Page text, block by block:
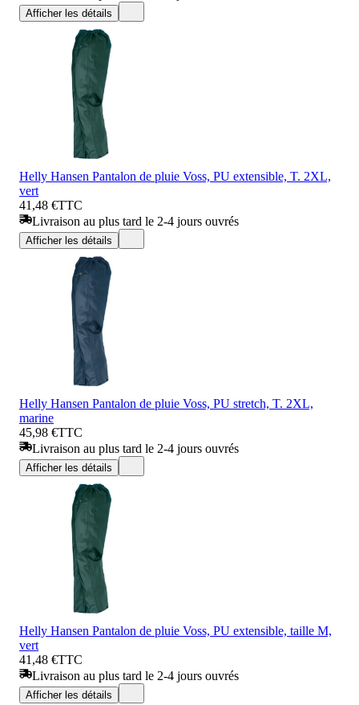
Afficher les détails
Helly Hansen Pantalon de pluie Voss, PU extensible, T. 2XL,
vert
41,48 €TTC
Livraison au plus tard le 2-4 jours ouvrés
Afficher les détails
Helly Hansen Pantalon de pluie Voss, PU stretch, T. 2XL,
marine
45,98 €TTC
Livraison au plus tard le 2-4 jours ouvrés
Afficher les détails
Helly Hansen Pantalon de pluie Voss, PU extensible, taille M,
vert
41,48 €TTC
Livraison au plus tard le 2-4 jours ouvrés
Afficher les détails